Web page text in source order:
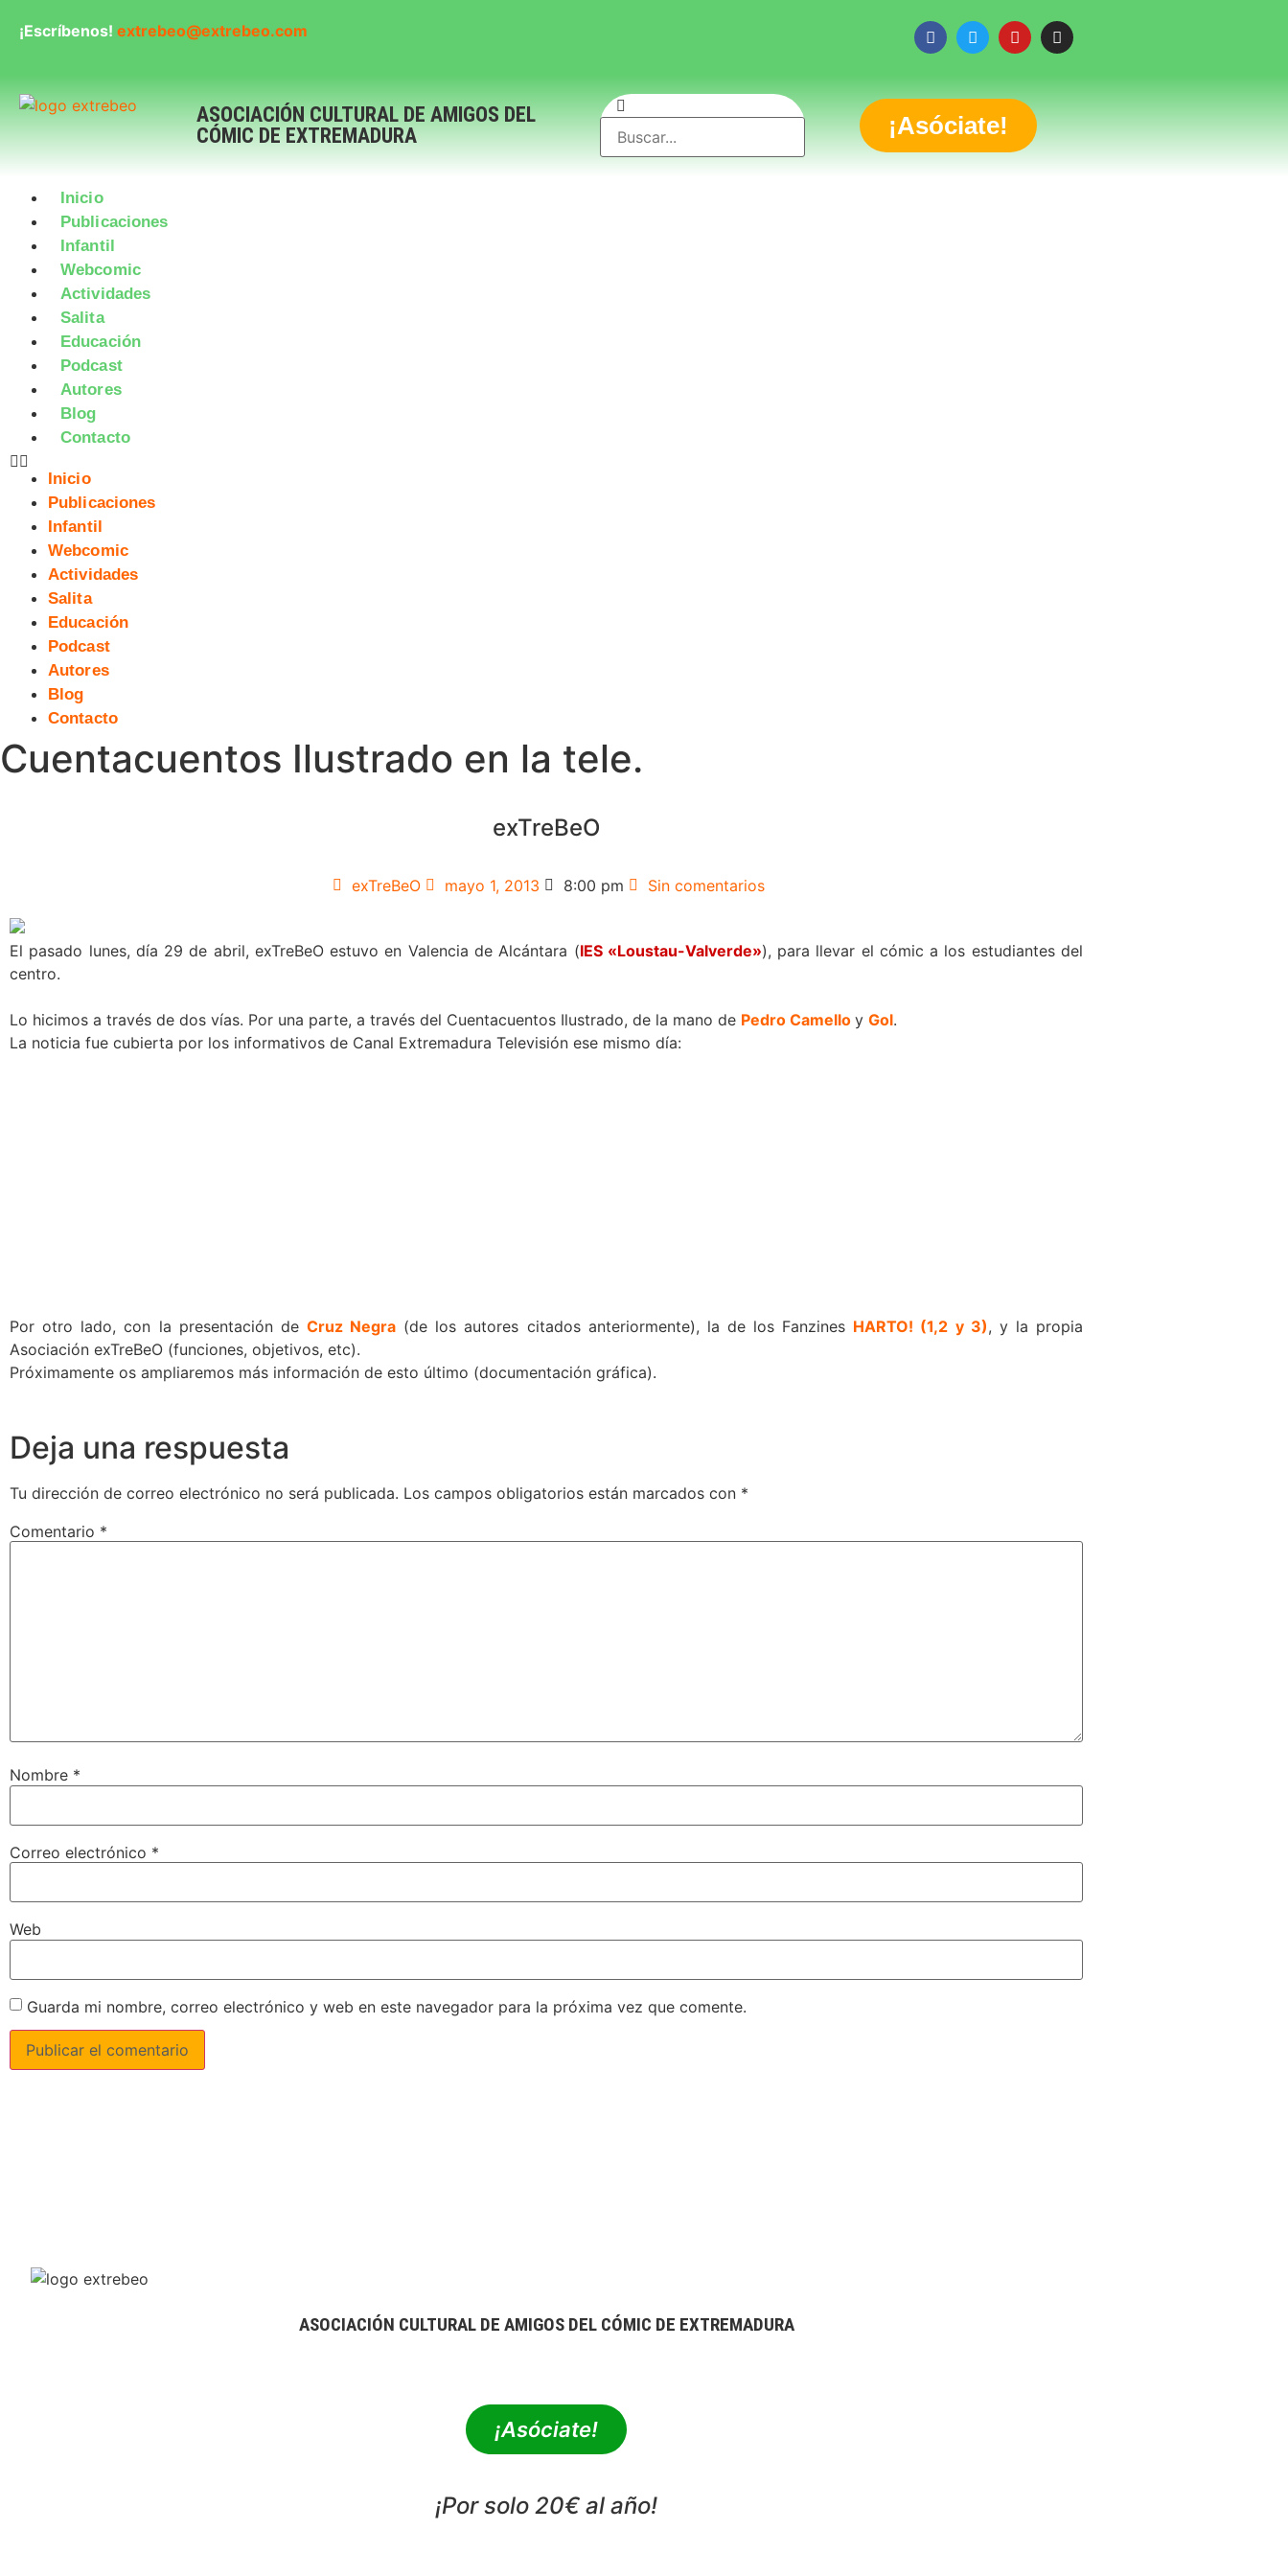
¡Escríbenos! extrebeo@extrebeo.com
ASOCIACIÓN CULTURAL DE AMIGOS DEL
CÓMIC DE EXTREMADURA
¡Asóciate!
Inicio
Publicaciones
Infantil
Webcomic
Actividades
Salita
Educación
Podcast
Autores
Blog
Contacto
Inicio
Publicaciones
Infantil
Webcomic
Actividades
Salita
Educación
Podcast
Autores
Blog
Contacto
Cuentacuentos Ilustrado en la tele.
exTreBeO
exTreBeO mayo 1, 2013 8:00 pm Sin comentarios
El pasado lunes, día 29 de abril, exTreBeO estuvo en Valencia de Alcántara (IES «Loustau-Valverde»), para llevar el cómic a los estudiantes del
centro.
Lo hicimos a través de dos vías. Por una parte, a través del Cuentacuentos Ilustrado, de la mano de Pedro Camello y Gol.
La noticia fue cubierta por los informativos de Canal Extremadura Televisión ese mismo día:
Por otro lado, con la presentación de Cruz Negra (de los autores citados anteriormente), la de los Fanzines HARTO! (1,2 y 3), y la propia
Asociación exTreBeO (funciones, objetivos, etc).
Próximamente os ampliaremos más información de esto último (documentación gráfica).
Deja una respuesta
Tu dirección de correo electrónico no será publicada. Los campos obligatorios están marcados con *
Comentario *
Nombre *
Correo electrónico *
Web
Guarda mi nombre, correo electrónico y web en este navegador para la próxima vez que comente.
ASOCIACIÓN CULTURAL DE AMIGOS DEL CÓMIC DE EXTREMADURA
¡Asóciate!
¡Por solo 20€ al año!